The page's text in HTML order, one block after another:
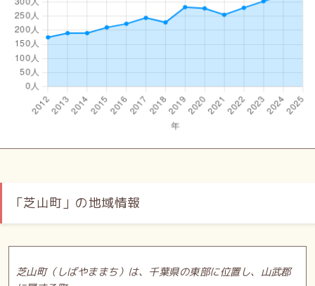
「芝山町」の地域情報
芝山町（しばやままち）は、千葉県の東部に位置し、山武郡